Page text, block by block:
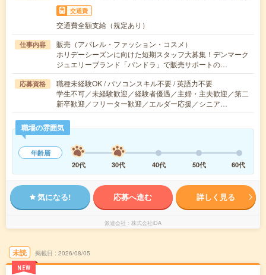
交通費
交通費全額支給（規定あり）
仕事内容
販売（アパレル・ファッション・コスメ）
ホリデーシーズンに向けた短期スタッフ大募集！デンマーク
ジュエリーブランド「パンドラ」で販売サポートの…
応募資格
職種未経験OK / パソコンスキル不要 / 英語力不要
学生不可／未経験歓迎／経験者優遇／主婦・主夫歓迎／第二
新卒歓迎／フリーター歓迎／エルダー応援／シニア…
職場の雰囲気
年齢層
20代
30代 40代 50代 60代
気になる! 応募へ進む 詳しく見る
派遣会社 株式会社iDA
未読
NEW
掲載日 2026/08/05